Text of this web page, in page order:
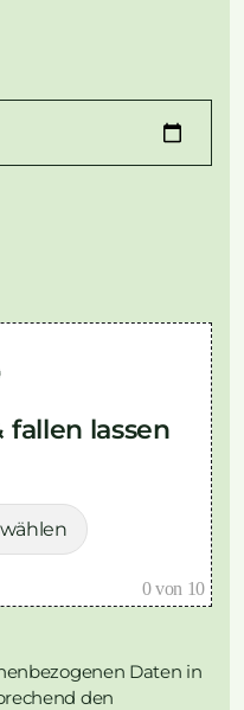
fallen lassen
0von 10
Daten in
den